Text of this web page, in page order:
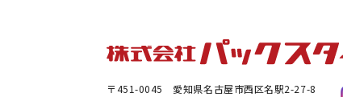
〒451-0045 愛知県名古屋市西区名駅2-27-8